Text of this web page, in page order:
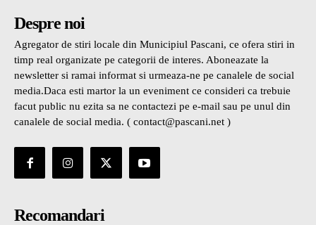
Despre noi
Agregator de stiri locale din Municipiul Pascani, ce ofera stiri in
timp real organizate pe categorii de interes. Aboneazate la
newsletter si ramai informat si urmeaza-ne pe canalele de social
media.Daca esti martor la un eveniment ce consideri ca trebuie
facut public nu ezita sa ne contactezi pe e-mail sau pe unul din
canalele de social media. ( contact@pascani.net )
Recomandari